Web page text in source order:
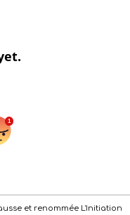
et renommée L'Initiation